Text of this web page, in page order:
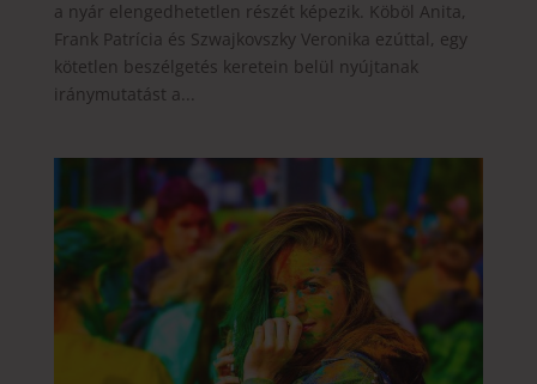
a nyár elengedhetetlen részét képezik. Köböl Anita,
Frank Patrícia és Szwajkovszky Veronika ezúttal, egy
kötetlen beszélgetés keretein belül nyújtanak
iránymutatást a...